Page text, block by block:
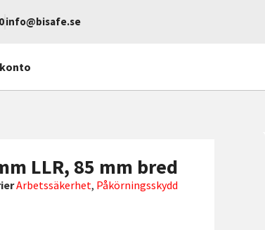
info@bisafe.se
LLR, 85 mm bred
Arbetssäkerhet, Påkörningsskydd